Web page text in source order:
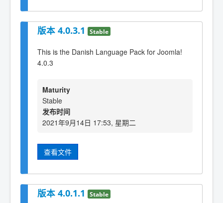
版本 4.0.3.1 Stable
This is the Danish Language Pack for Joomla!
4.0.3
Maturity
Stable
发布时间
2021年9月14日 17:53, 星期二
查看文件
版本 4.0.1.1 Stable